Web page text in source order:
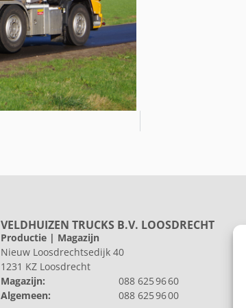
VELDHUIZEN TRUCKS B.V. LOOSDRECHT
Productie | Magazijn
Nieuw Loosdrechtsedijk 40
1231 KZ Loosdrecht
Magazijn:
088 625 96 60
Algemeen:
088 625 96 00